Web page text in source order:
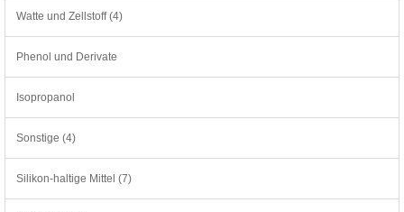
Watte und Zellstoff (4)
Phenol und Derivate
Isopropanol
Sonstige (4)
Silikon-haltige Mittel (7)